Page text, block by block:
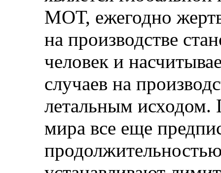
МОТ, ежегодно
на производстве
человек и
случаев на
летальным исходом.
мира все еще